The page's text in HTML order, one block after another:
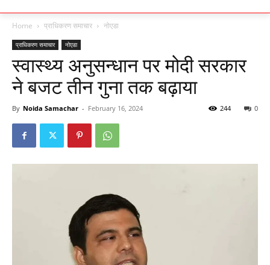
Home प्राधिकरण समाचार नोएडा
प्राधिकरण समाचार नोएडा
स्वास्थ्य अनुसन्धान पर मोदी सरकार
ने बजट तीन गुना तक बढ़ाया
By Noida Samachar - February 16, 2024 0
244